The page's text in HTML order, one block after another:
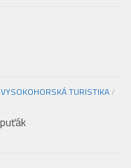
VYSOKOHORSKÁ TURISTIKA/